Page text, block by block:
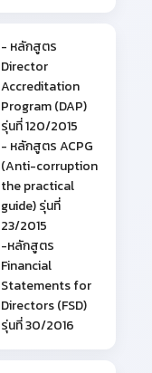
- หลักสูตร
Director
Accreditation
Program (DAP)
รุ่นที่ 120/2015
- หลักสูตร ACPG
(Anti-corruption
the practical
guide) รุ่นที่
23/2015
-หลักสูตร
Financial
Statements for
Directors (FSD)
รุ่นที่ 30/2016